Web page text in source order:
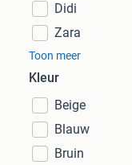
Didi
Zara
Toon meer
Kleur
Beige
Blauw
Bruin